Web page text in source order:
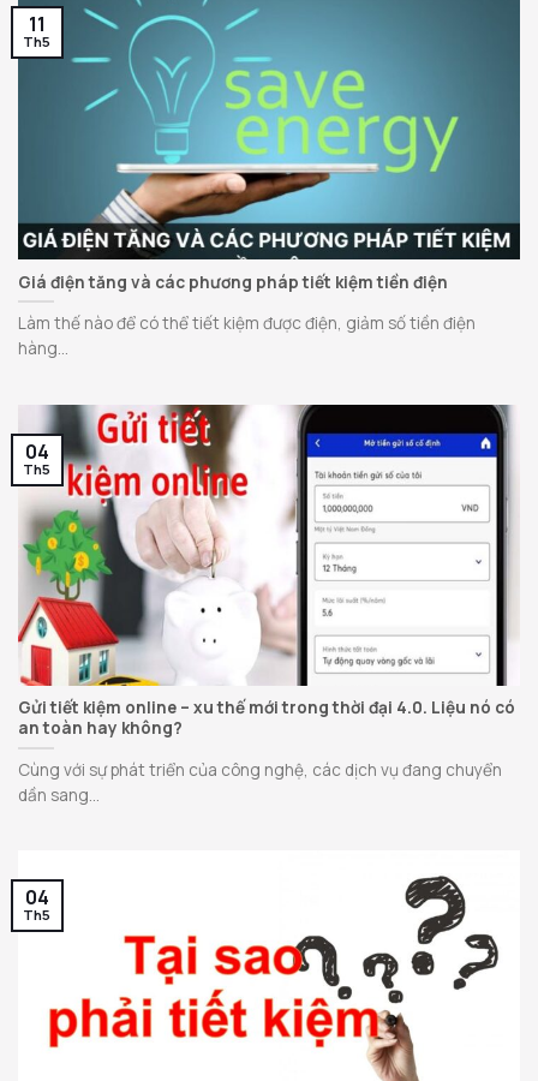
Giá điện tăng và các phương pháp tiết kiệm tiền điện
Làm thế nào để có thể tiết kiệm được điện, giảm số tiền điện
hàng...
11
Th5
Gửi tiết kiệm online – xu thế mới trong thời đại 4.0. Liệu nó có
an toàn hay không?
Cùng với sự phát triển của công nghệ, các dịch vụ đang chuyển
dần sang...
04
Th5
04
Th5